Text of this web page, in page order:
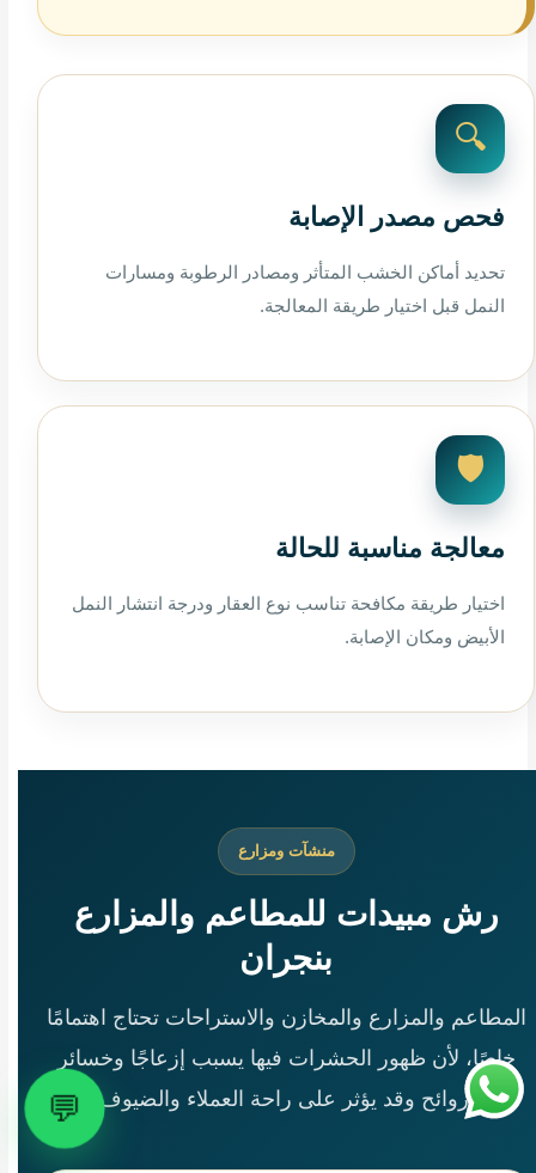
🔍
فحص مصدر الإصابة
تحديد أماكن الخشب المتأثر ومصادر الرطوبة ومسارات
النمل قبل اختيار طريقة المعالجة.
🛡️
معالجة مناسبة للحالة
اختيار طريقة مكافحة تناسب نوع العقار ودرجة انتشار النمل
الأبيض ومكان الإصابة.
منشآت ومزارع
رش مبيدات للمطاعم والمزارع
بنجران
المطاعم والمزارع والمخازن والاستراحات تحتاج اهتمامًا
خاصًا، لأن ظهور الحشرات فيها يسبب إزعاجًا وخسائر
وروائح وقد يؤثر على راحة العملاء والضيوف.
💬